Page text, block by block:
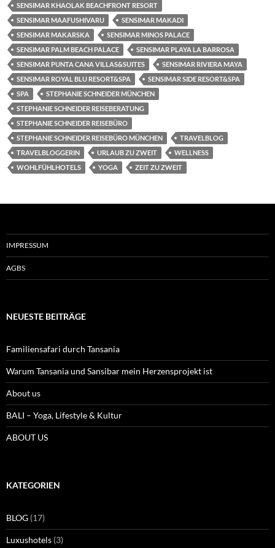
SENSIMAR KHAOLAK BEACHFRONT RESORT
SENSIMAR MAAFUSHIVARU
SENSIMAR MAKADI
SENSIMAR MAKARSKA
SENSIMAR MINOS PALACE
SENSIMAR PALM BEACH PALACE
SENSIMAR PLAYA LA BARROSA
SENSIMAR PUNTA CANA VILLAS&SUITES
SENSIMAR RIVIERA MAYA
SENSIMAR ROYAL BLU RESORT&SPA
SENSIMAR SIDE RESORT&SPA
SPA
STEPHANIE SCHNEIDER MÜNCHEN
STEPHANIE SCHNEIDER REISEBERATUNG
STEPHANIE SCHNEIDER REISEBÜRO
STEPHANIE SCHNEIDER REISEBÜRO MÜNCHEN
TRAVELBLOG
TRAVELBLOGGERIN
URLAUB ZU ZWEIT
WELLNESS
WOHLFÜHLHOTELS
YOGA ZEIT ZU ZWEIT
IMPRESSUM
AGBS
NEUESTE BEITRÄGE
Familiensafari durch Tansania
Warum Tansania und Sansibar mein Herzensprojekt ist
About us
BALI – Yoga, Lifestyle & Kultur
ABOUT US
KATEGORIEN
BLOG (17)
Luxushotels (3)